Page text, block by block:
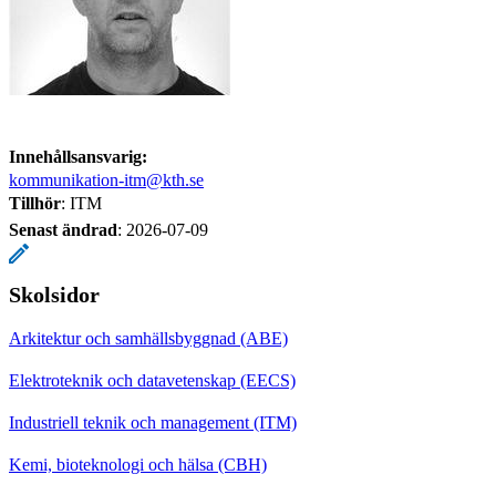
Innehållsansvarig:
kommunikation-itm@kth.se
Tillhör: ITM
Senast ändrad: 2026-07-09
Skolsidor
Arkitektur och samhällsbyggnad (ABE)
Elektroteknik och datavetenskap (EECS)
Industriell teknik och management (ITM)
Kemi, bioteknologi och hälsa (CBH)